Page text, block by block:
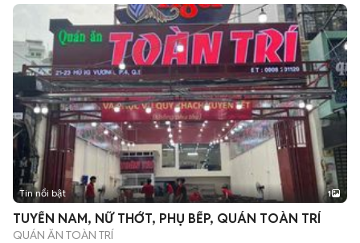
Tin nổi bật 1
TUYỂN NAM, NỮ THỚT, PHỤ BẾP, QUÁN TOÀN TRÍ
QUÁN ĂN TOÀN TRÍ